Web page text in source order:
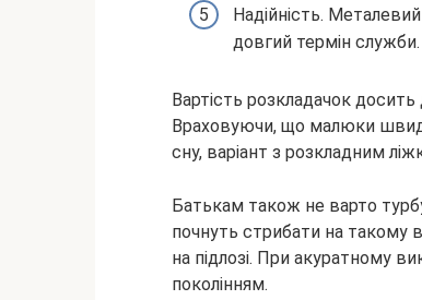
Надійність.
довгий термін служби.
Вартість розкладачок
Враховуючи, що малюки
сну, варіант з розкладним
Батькам також не варто
почнуть стрибати на такому
на підлозі. При акуратному
поколінням.